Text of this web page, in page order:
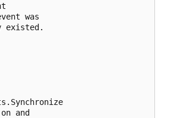
was
existed.
and